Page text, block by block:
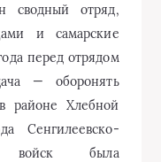
сводный отряд,
и самарские
перед отрядом
— оборонять
районе Хлебной
Сенгилеевско-
войск была